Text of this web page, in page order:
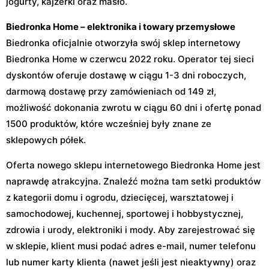
Biedronka Home – elektronika i towary przemysłowe
Biedronka oficjalnie otworzyła swój sklep internetowy
Biedronka Home w czerwcu 2022 roku. Operator tej sieci
dyskontów oferuje dostawę w ciągu 1-3 dni roboczych,
darmową dostawę przy zamówieniach od 149 zł,
możliwość dokonania zwrotu w ciągu 60 dni i ofertę ponad
1500 produktów, które wcześniej były znane ze
sklepowych półek.
Oferta nowego sklepu internetowego Biedronka Home jest
naprawdę atrakcyjna. Znaleźć można tam setki produktów
z kategorii domu i ogrodu, dziecięcej, warsztatowej i
samochodowej, kuchennej, sportowej i hobbystycznej,
zdrowia i urody, elektroniki i mody. Aby zarejestrować się
w sklepie, klient musi podać adres e-mail, numer telefonu
lub numer karty klienta (nawet jeśli jest nieaktywny) oraz